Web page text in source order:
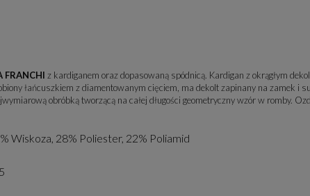
FRANCHI z kardiganem oraz dopasowaną spódnicą. Kardigan z okrągłym
łańcuszkiem z diamentowanym cięciem, ma dekolt zapinany na zamek
obróbką tworzącą na całej długości geometryczny wzór w romby.
Wiskoza, 28% Poliester, 22% Poliamid